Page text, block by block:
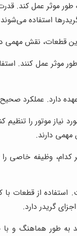
موثر عمل کند.
استفاده
قطعات، نقش مهمی
موثر عمل کنند.
دارد. عملکرد
موتور را
دارند.
وظیفه خاصی
از قطعات
گریدر دارد.
طور هماهنگ و با